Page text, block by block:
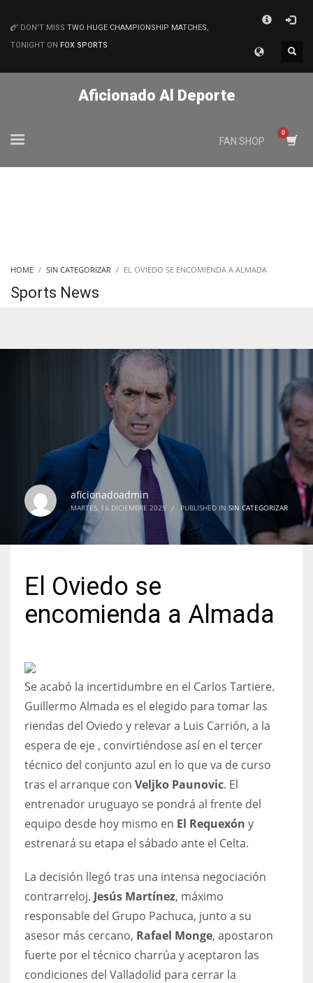
MATCHES
IND
34
MIN
6
DON'T MISS TWO HUGE CHAMPIONSHIP MATCHES,
TONIGHT ON FOX SPORTS
Aficionado Al Deporte
FAN SHOP
HOME SIN CATEGORIZAR EL OVIEDO SE ENCOMIENDA A ALMADA
Sports News
aficionadoadmin
MARTES, 16 DICIEMBRE 2025 / PUBLISHED IN SIN CATEGORIZAR
El Oviedo se
encomienda a Almada
Se acabó la incertidumbre en el Carlos Tartiere.
Guillermo Almada es el elegido para tomar las
riendas del Oviedo y relevar a Luis Carrión, a la
espera de eje , convirtiéndose así en el tercer
técnico del conjunto azul en lo que va de curso
tras el arranque con Veljko Paunovic. El
entrenador uruguayo se pondrá al frente del
equipo desde hoy mismo en El Requexón y
estrenará su etapa el sábado ante el Celta.
La decisión llegó tras una intensa negociación
contrarreloj. Jesús Martínez, máximo
responsable del Grupo Pachuca, junto a su
asesor más cercano, Rafael Monge, apostaron
fuerte por el técnico charrúa y aceptaron las
condiciones del Valladolid para cerrar la